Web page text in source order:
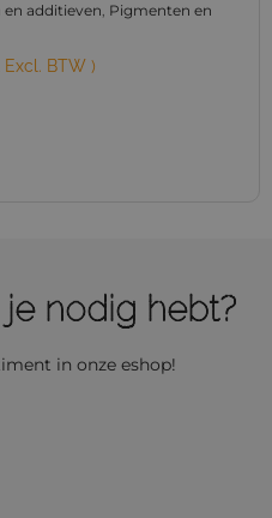
additieven, Pigmenten en
Excl. BTW )
nodig hebt?
in onze eshop!